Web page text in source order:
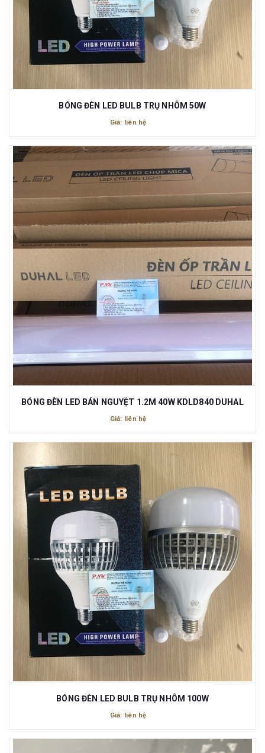
BÓNG ĐÈN LED BULB TRỤ NHÔM 50W
Giá: liên hệ
BÓNG ĐÈN LED BÁN NGUYỆT 1.2M 40W KDLD840 DUHAL
Giá: liên hệ
BÓNG ĐÈN LED BULB TRỤ NHÔM 100W
Giá: liên hệ